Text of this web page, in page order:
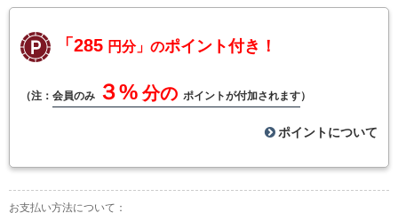
「285 円分」のポイント付き！
（注： 会員のみ ３% 分の ポイントが付加されます）
ポイントについて
お支払い方法について：